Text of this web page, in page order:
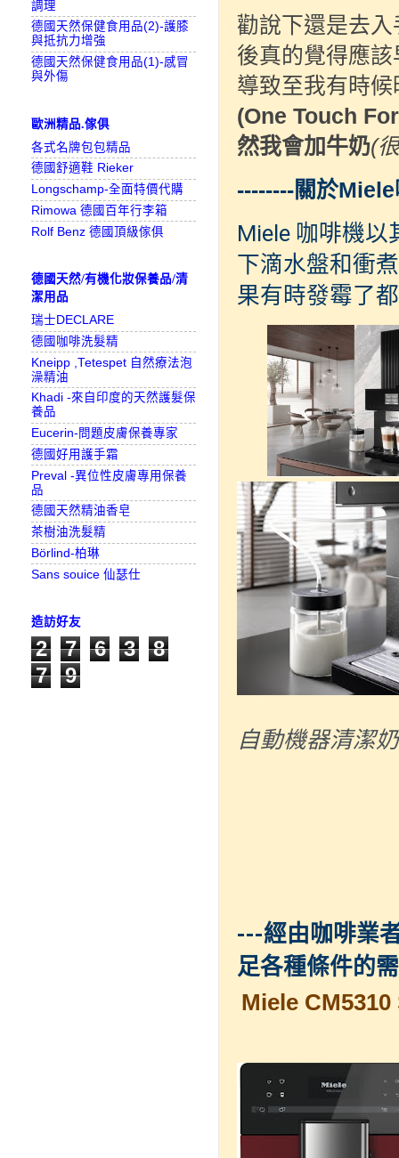
勸說下還是去
後真的覺得應
導致至我有時
(One Touch
然我會加牛奶(
--------關於
Miele 咖啡機以
下滴水盤和衝
果有時發霉了
自動機器清潔
---經由咖啡業
足各種條件的
Miele
調理
德國天然保健食用品(2)-護膝
與抵抗力增強
德國天然保健食用品(1)-感冒
與外傷
歐洲精品.傢俱
各式名牌包包精品
德國舒適鞋 Rieker
Longschamp-全面特價代購
Rimowa 德國百年行李箱
Rolf Benz 德國頂級傢俱
德國天然/有機化妝保養品/清
潔用品
瑞士DECLARE
德國咖啡洗髮精
Kneipp ,Tetespet 自然療法泡
澡精油
Khadi -來自印度的天然護髮保
養品
Eucerin-問題皮膚保養專家
德國好用護手霜
Preval -異位性皮膚專用保養
品
德國天然精油香皂
茶樹油洗髮精
Börlind-柏琳
Sans souice 仙瑟仕
造訪好友
2 7 6 3
8
7
9